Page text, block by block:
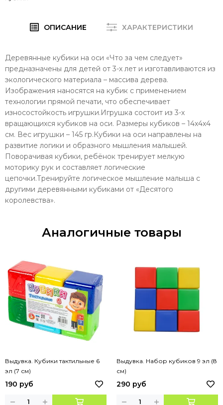
ОПИСАНИЕ ХАРАКТЕРИСТИКИ
Деревянные кубики на оси «Что за чем следует»
предназначены для детей от 3-х лет и изготавливаются из
экологического материала – массива дерева.
Изображения наносятся на кубик с применением
технологии прямой печати, что обеспечивает
износостойкость игрушки.Игрушка состоит из 3-х
вращающихся кубиков на оси. Размеры кубиков – 14х4х4
см. Вес игрушки – 145 гр.Кубики на оси направлены на
развитие логики и образного мышления малышей.
Поворачивая кубики, ребёнок тренирует мелкую
моторику рук и составляет логические
цепочки.Тренируйте логическое мышление малыша с
другими деревянными кубиками от «Десятого
королевства».
Аналогичные товары
Выдувка. Кубики тактильные 6
эл (7 см)
190 руб
Выдувка. Набор кубиков 9 эл (8
см)
290 руб